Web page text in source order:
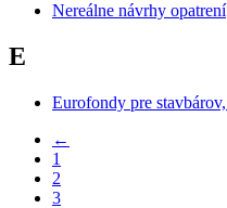
Nereálne návrhy opatrení
E
Eurofondy pre
←
1
2
3